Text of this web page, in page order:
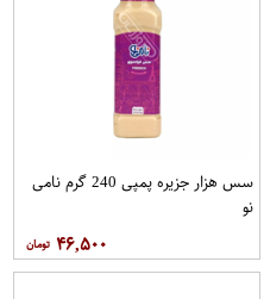
سس هزار جزیره پمپی 240 گرم نامی
نو
۴۶,۵۰۰